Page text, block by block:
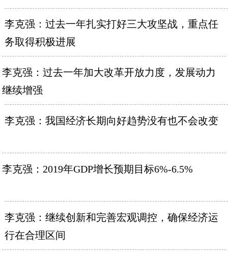
李克强：过去一年扎实打好三大攻坚战，重点任
务取得积极进展
李克强：过去一年加大改革开放力度，发展动力
继续增强
李克强：我国经济长期向好趋势没有也不会改变
李克强：2019年GDP增长预期目标6%-6.5%
李克强：继续创新和完善宏观调控，确保经济运
行在合理区间